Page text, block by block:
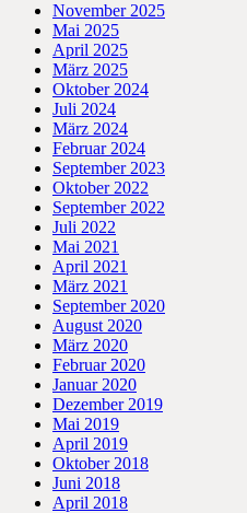
November 2025
Mai 2025
April 2025
März 2025
Oktober 2024
Juli 2024
März 2024
Februar 2024
September 2023
Oktober 2022
September 2022
Juli 2022
Mai 2021
April 2021
März 2021
September 2020
August 2020
März 2020
Februar 2020
Januar 2020
Dezember 2019
Mai 2019
April 2019
Oktober 2018
Juni 2018
April 2018